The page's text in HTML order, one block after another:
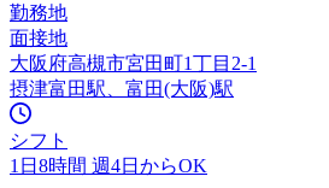
勤務地
面接地
大阪府高槻市宮田町1丁目2-1
摂津富田駅、富田(大阪)駅
シフト
1日8時間 週4日からOK